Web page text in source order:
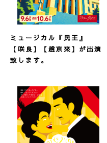
ミュージカル『民王』
【咲良】【趙京來】が出演
致します。